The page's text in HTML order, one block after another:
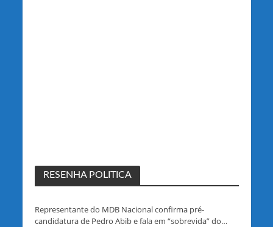
RESENHA POLITICA
Representante do MDB Nacional confirma pré-
candidatura de Pedro Abib e fala em “sobrevida” do